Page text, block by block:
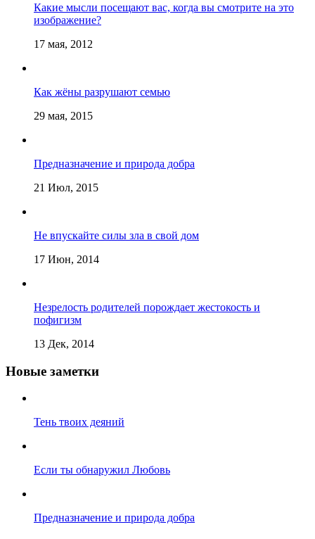
Какие мысли посещают вас, когда вы смотрите на это
изображение?
17 мая, 2012
Как жёны разрушают семью
29 мая, 2015
Предназначение и природа добра
21 Июл, 2015
Не впускайте силы зла в свой дом
17 Июн, 2014
Незрелость родителей порождает жестокость и
пофигизм
13 Дек, 2014
Новые заметки
Тень твоих деяний
Если ты обнаружил Любовь
Предназначение и природа добра